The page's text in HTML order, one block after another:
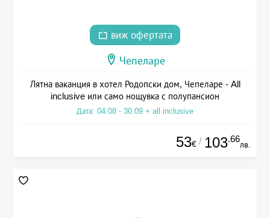
виж офертата
Чепеларе
Лятна ваканция в хотел Родопски дом, Чепеларе - All
inclusive или само нощувка с полупансион
Дата: 04.08 - 30.09 + all inclusive
53€ / 103.66
лв.